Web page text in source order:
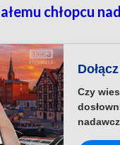
chłopcu
Czy